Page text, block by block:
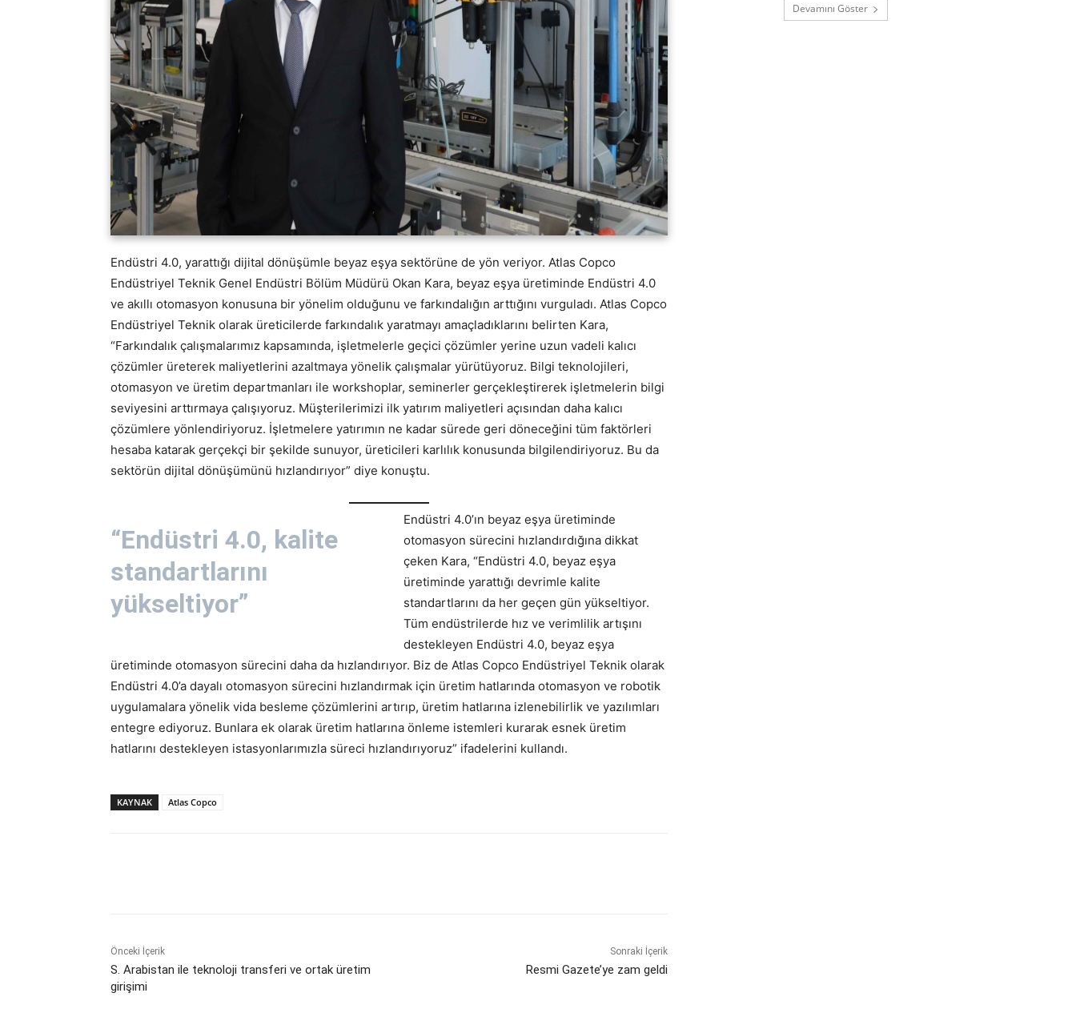
Endüstri 4.0, yarattığı dijital dönüşümle beyaz eşya sektörüne de yön veriyor. Atlas Copco
Endüstriyel Teknik Genel Endüstri Bölüm Müdürü Okan Kara, beyaz eşya üretiminde Endüstri 4.0
ve akıllı otomasyon konusuna bir yönelim olduğunu ve farkındalığın arttığını vurguladı. Atlas Copco
Endüstriyel Teknik olarak üreticilerde farkındalık yaratmayı amaçladıklarını belirten Kara,
“Farkındalık çalışmalarımız kapsamında, işletmelerle geçici çözümler yerine uzun vadeli kalıcı
çözümler üreterek maliyetlerini azaltmaya yönelik çalışmalar yürütüyoruz. Bilgi teknolojileri,
otomasyon ve üretim departmanları ile workshoplar, seminerler gerçekleştirerek işletmelerin bilgi
seviyesini arttırmaya çalışıyoruz. Müşterilerimizi ilk yatırım maliyetleri açısından daha kalıcı
çözümlere yönlendiriyoruz. İşletmelere yatırımın ne kadar sürede geri döneceğini tüm faktörleri
hesaba katarak gerçekçi bir şekilde sunuyor, üreticileri karlılık konusunda bilgilendiriyoruz. Bu da
sektörün dijital dönüşümünü hızlandırıyor” diye konuştu.
“Endüstri 4.0, kalite
standartlarını
yükseltiyor”
Endüstri 4.0’ın beyaz eşya üretiminde
otomasyon sürecini hızlandırdığına dikkat
çeken Kara, “Endüstri 4.0, beyaz eşya
üretiminde yarattığı devrimle kalite
standartlarını da her geçen gün yükseltiyor.
Tüm endüstrilerde hız ve verimlilik artışını
destekleyen Endüstri 4.0, beyaz eşya
üretiminde otomasyon sürecini daha da hızlandırıyor. Biz de Atlas Copco Endüstriyel Teknik olarak
Endüstri 4.0’a dayalı otomasyon sürecini hızlandırmak için üretim hatlarında otomasyon ve robotik
uygulamalara yönelik vida besleme çözümlerini artırıp, üretim hatlarına izlenebilirlik ve yazılımları
entegre ediyoruz. Bunlara ek olarak üretim hatlarına önleme istemleri kurarak esnek üretim
hatlarını destekleyen istasyonlarımızla süreci hızlandırıyoruz” ifadelerini kullandı.
KAYNAK Atlas Copco
Önceki İçerik
S. Arabistan ile teknoloji transferi ve ortak üretim
girişimi
Sonraki İçerik
Resmi Gazete’ye zam geldi
Devamını Göster